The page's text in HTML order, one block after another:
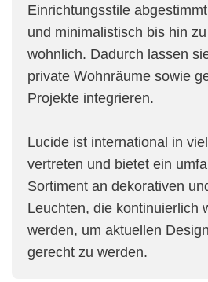
Einrichtungsstile
und minimalistisch bis hin
wohnlich. Dadurch lassen
private Wohnräume sowie
Projekte integrieren.
Lucide ist international in
vertreten und bietet ein
Sortiment an dekorativen
Leuchten, die kontinuierlich
werden, um aktuellen
gerecht zu werden.